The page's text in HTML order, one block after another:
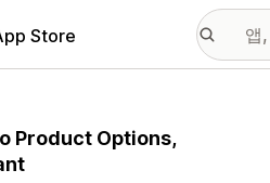
Store
Product Options,